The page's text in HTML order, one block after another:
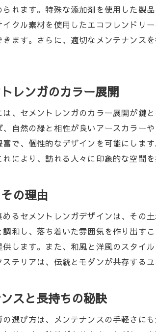
れます。特殊な添加剤を使用した製
クル素材を使用したエコフレンドリ
ます。さらに、適切なメンテナンス
レンガのカラー展開
、セメントレンガのカラー展開が鍵
自然の緑と相性が良いアースカラー
で、個性的なデザインを可能にしま
により、訪れる人々に印象的な空間
の理由
るセメントレンガデザインは、その
和し、落ち着いた雰囲気を作り出す
します。また、和風と洋風のスタイ
テリアは、伝統とモダンが共存する
スと長持ちの秘訣
選び方は、メンテナンスの手軽さに